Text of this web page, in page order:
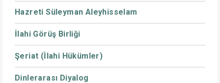
Hazreti Süleyman Aleyhisselam
İlahi Görüş Birliği
Şeriat (İlahi Hükümler)
Dinlerarası Diyalog